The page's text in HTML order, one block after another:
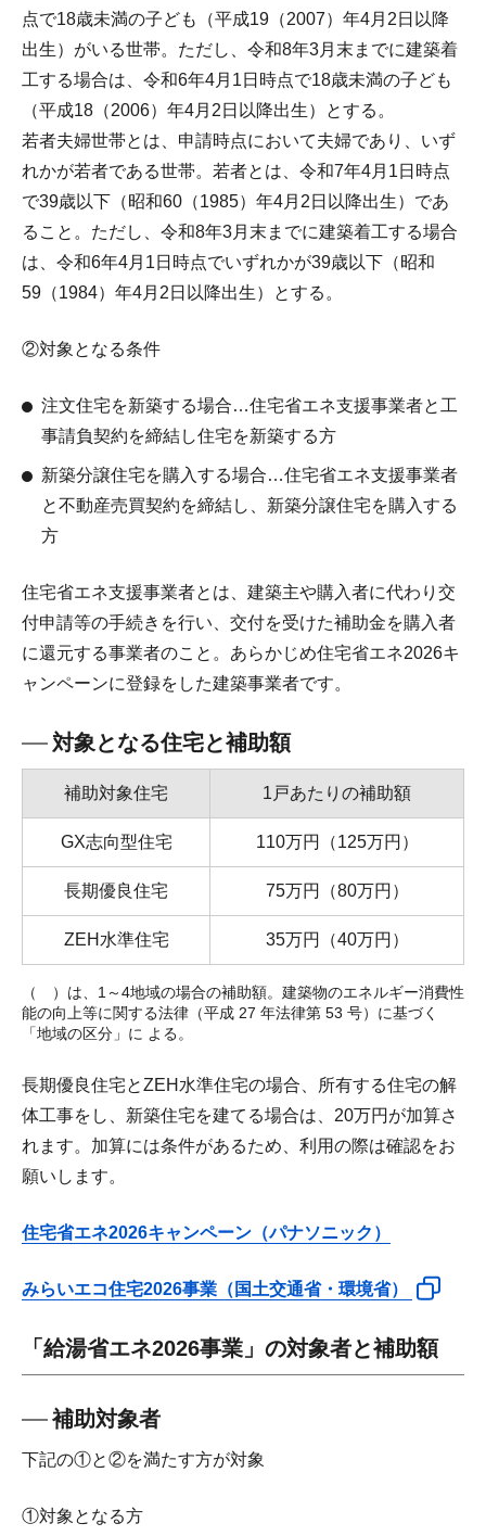
点で18歳未満の子ども（平成19（2007）年4月2日以降
出生）がいる世帯。ただし、令和8年3月末までに建築着
工する場合は、令和6年4月1日時点で18歳未満の子ども
（平成18（2006）年4月2日以降出生）とする。
若者夫婦世帯とは、申請時点において夫婦であり、いず
れかが若者である世帯。若者とは、令和7年4月1日時点
で39歳以下（昭和60（1985）年4月2日以降出生）であ
ること。ただし、令和8年3月末までに建築着工する場合
は、令和6年4月1日時点でいずれかが39歳以下（昭和
59（1984）年4月2日以降出生）とする。
②対象となる条件
注文住宅を新築する場合…住宅省エネ支援事業者と工
事請負契約を締結し住宅を新築する方
新築分譲住宅を購入する場合…住宅省エネ支援事業者
と不動産売買契約を締結し、新築分譲住宅を購入する
方
住宅省エネ支援事業者とは、建築主や購入者に代わり交
付申請等の手続きを行い、交付を受けた補助金を購入者
に還元する事業者のこと。あらかじめ住宅省エネ2026キ
ャンペーンに登録をした建築事業者です。
対象となる住宅と補助額
補助対象住宅 1戸あたりの補助額
GX志向型住宅 110万円（125万円）
長期優良住宅 75万円（80万円）
ZEH水準住宅 35万円（40万円）
（ ）は、1～4地域の場合の補助額。建築物のエネルギー消費性
能の向上等に関する法律（平成 27 年法律第 53 号）に基づく
「地域の区分」に よる。
長期優良住宅とZEH水準住宅の場合、所有する住宅の解
体工事をし、新築住宅を建てる場合は、20万円が加算さ
れます。加算には条件があるため、利用の際は確認をお
願いします。
住宅省エネ2026キャンペーン（パナソニック）
みらいエコ住宅2026事業（国土交通省・環境省）
「給湯省エネ2026事業」の対象者と補助額
補助対象者
下記の①と②を満たす方が対象
①対象となる方